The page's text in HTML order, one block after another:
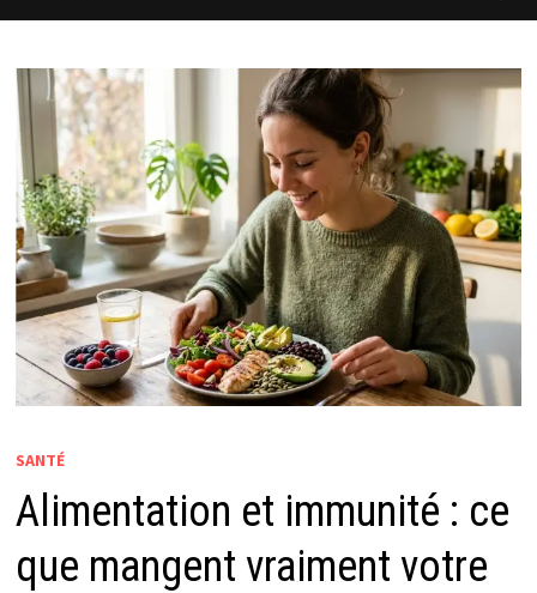
SANTÉ
Alimentation et immunité : ce
que mangent vraiment votre